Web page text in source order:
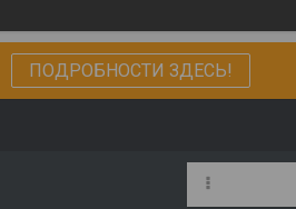
ПОДРОБНОСТИ ЗДЕСЬ!